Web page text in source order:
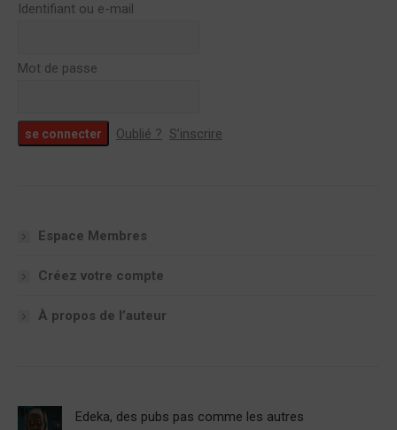
Identifiant ou e-mail
Mot de passe
Oublié ? S’inscrire
Espace Membres
Créez votre compte
À propos de l’auteur
Edeka, des pubs pas comme les autres